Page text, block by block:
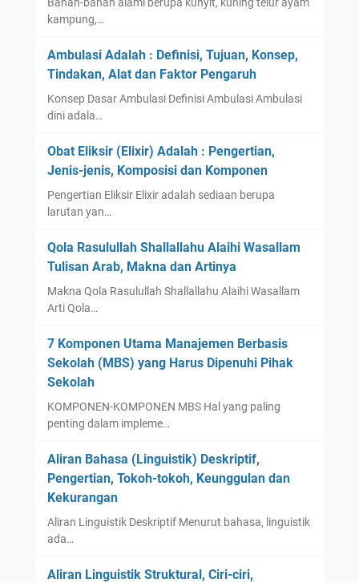
kampung,…
Ambulasi Adalah : Definisi, Tujuan, Konsep,
Tindakan, Alat dan Faktor Pengaruh
Konsep Dasar Ambulasi Definisi Ambulasi Ambulasi
dini adala…
Obat Eliksir (Elixir) Adalah : Pengertian,
Jenis-jenis, Komposisi dan Komponen
Pengertian Eliksir Elixir adalah sediaan berupa
larutan yan…
Qola Rasulullah Shallallahu Alaihi Wasallam
Tulisan Arab, Makna dan Artinya
Makna Qola Rasulullah Shallallahu Alaihi Wasallam
Arti Qola…
7 Komponen Utama Manajemen Berbasis
Sekolah (MBS) yang Harus Dipenuhi Pihak
Sekolah
KOMPONEN-KOMPONEN MBS Hal yang paling
penting dalam impleme…
Aliran Bahasa (Linguistik) Deskriptif,
Pengertian, Tokoh-tokoh, Keunggulan dan
Kekurangan
Aliran Linguistik Deskriptif Menurut bahasa, linguistik
ada…
Aliran Linguistik Struktural, Ciri-ciri,